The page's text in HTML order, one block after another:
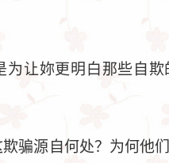
为让妳更明白那些自
骗源自何处？为何他